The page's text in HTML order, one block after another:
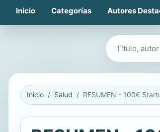
Inicio Categorías Autores
Buscar libros
Inicio Salud